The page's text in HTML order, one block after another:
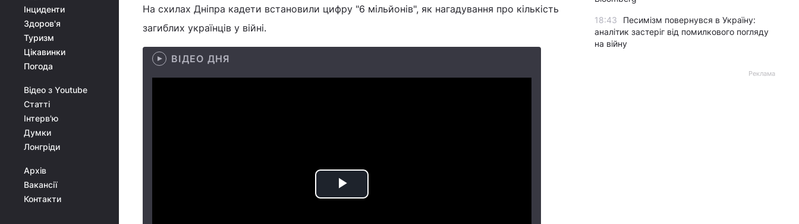
Інциденти
Здоров'я
Туризм
Цікавинки
Погода
Відео з Youtube
Статті
Інтерв'ю
Думки
Лонгріди
Архів
Вакансії
Контакти
На схилах Дніпра кадети встановили цифру "6 мільйонів", як нагадування про кількість
загиблих українців у війні.
ВІДЕО ДНЯ
Play
18:43
Песимізм повернувся в Україну:
аналітик застеріг від помилкового погляду
на війну
Реклама